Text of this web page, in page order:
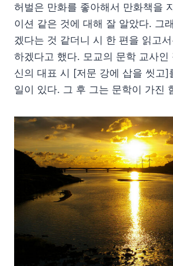
허벌은 만화를 좋아해서 만화책을
이션 같은 것에 대해 잘 알았다. 그
겠다는 것 같더니 시 한 편을 읽고
하겠다고 했다. 모교의 문학 교사인
신의 대표 시 [저문 강에 삽을 씻고]
일이 있다. 그 후 그는 문학이 가진